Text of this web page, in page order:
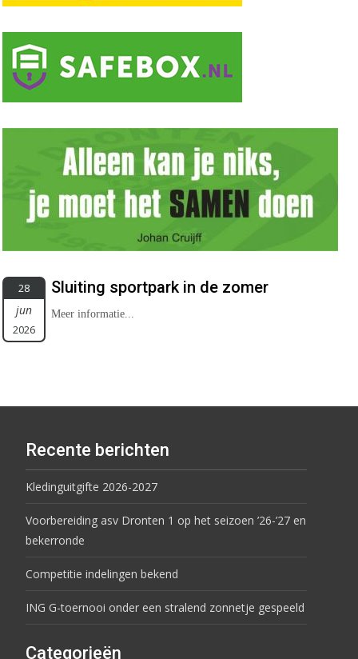
28
jun
2026
Sluiting sportpark in de zomer
Meer informatie...
Recente berichten
Kledinguitgifte 2026-2027
Voorbereiding asv Dronten 1 op het seizoen ’26-’27 en
bekerronde
Competitie indelingen bekend
ING G-toernooi onder een stralend zonnetje gespeeld
Categorieën